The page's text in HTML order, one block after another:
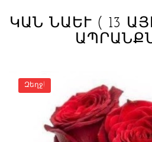
ԿԱՆ ՆԱԵՒ ( 13
Զեղջ!